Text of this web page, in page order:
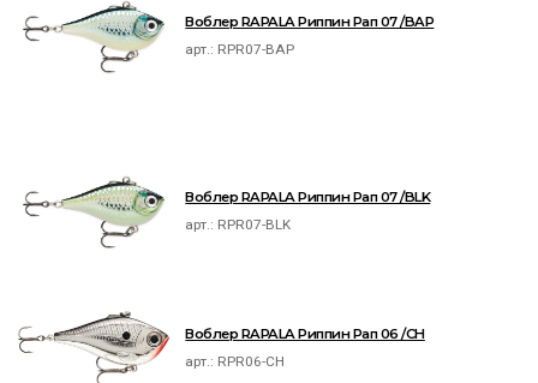
Воблер RAPALA Риппин Рап 07 /BAP
арт.: RPR07-BAP
Воблер RAPALA Риппин Рап 07 /BLK
арт.: RPR07-BLK
Воблер RAPALA Риппин Рап 06 /CH
арт.: RPR06-CH